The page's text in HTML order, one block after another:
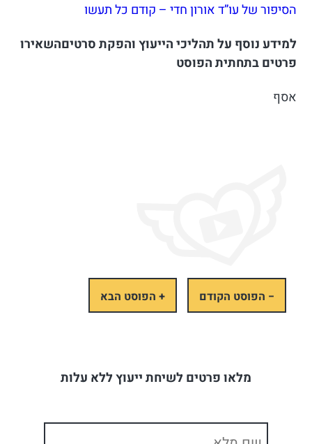
הסיפור של עו”ד אורון חדי – קודם כל תעשו
למידע נוסף על תהליכי הייעוץ והפקת סרטיםהשאירו
פרטים בתחתית הפוסט
אסף
− הפוסט הקודם + הפוסט הבא
מלאו פרטים לשיחת ייעוץ ללא עלות